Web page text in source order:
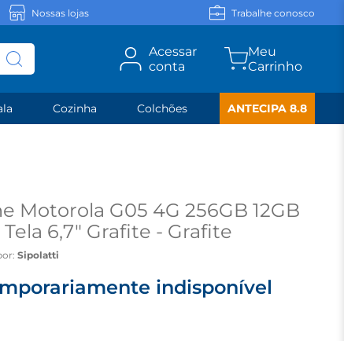
Nossas lojas Trabalhe conosco
Acessar
conta
Cozinha Colchões ANTECIPA 8.8
Motorola G05 4G 256GB 12GB
6,7" Grafite - Grafite
Sipolatti
indisponível